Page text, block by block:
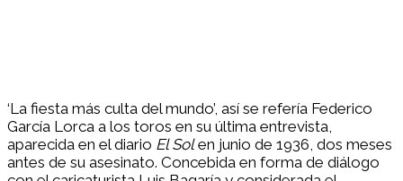
‘La fiesta más culta del mundo’, así se refería Federico
García Lorca a los toros en su última entrevista,
aparecida en el diario El Solen junio de 1936, dos meses
antes de su asesinato. Concebida en forma de diálogo